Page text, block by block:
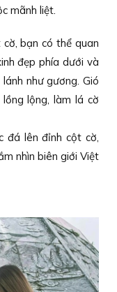
mãnh liệt.
bạn có thể quan
đẹp phía dưới và
như gương. Gió
lộng, làm lá cờ
đá lên đỉnh cột cờ,
nhìn biên giới Việt